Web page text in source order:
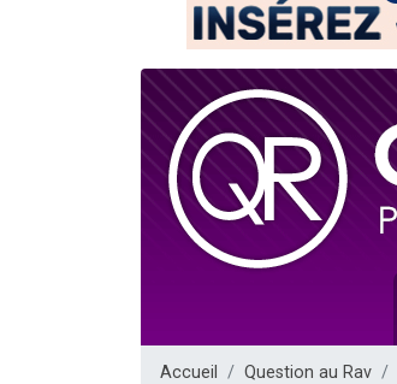
Accueil Question au Rav